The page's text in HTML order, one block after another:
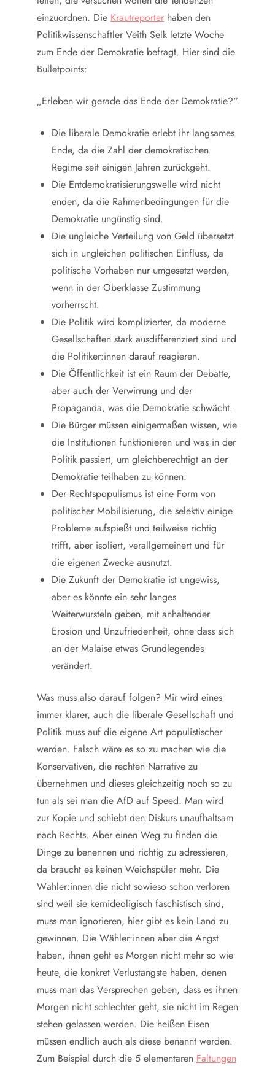
einzuordnen. Die Krautreporter haben den
Politikwissenschaftler Veith Selk letzte Woche
zum Ende der Demokratie befragt. Hier sind die
Bulletpoints:
„Erleben wir gerade das Ende der Demokratie?“
Die liberale Demokratie erlebt ihr langsames
Ende, da die Zahl der demokratischen
Regime seit einigen Jahren zurückgeht.
Die Entdemokratisierungswelle wird nicht
enden, da die Rahmenbedingungen für die
Demokratie ungünstig sind.
Die ungleiche Verteilung von Geld übersetzt
sich in ungleichen politischen Einfluss, da
politische Vorhaben nur umgesetzt werden,
wenn in der Oberklasse Zustimmung
vorherrscht.
Die Politik wird komplizierter, da moderne
Gesellschaften stark ausdifferenziert sind und
die Politiker:innen darauf reagieren.
Die Öffentlichkeit ist ein Raum der Debatte,
aber auch der Verwirrung und der
Propaganda, was die Demokratie schwächt.
Die Bürger müssen einigermaßen wissen, wie
die Institutionen funktionieren und was in der
Politik passiert, um gleichberechtigt an der
Demokratie teilhaben zu können.
Der Rechtspopulismus ist eine Form von
politischer Mobilisierung, die selektiv einige
Probleme aufspießt und teilweise richtig
trifft, aber isoliert, verallgemeinert und für
die eigenen Zwecke ausnutzt.
Die Zukunft der Demokratie ist ungewiss,
aber es könnte ein sehr langes
Weiterwursteln geben, mit anhaltender
Erosion und Unzufriedenheit, ohne dass sich
an der Malaise etwas Grundlegendes
verändert.
Was muss also darauf folgen? Mir wird eines
immer klarer, auch die liberale Gesellschaft und
Politik muss auf die eigene Art populistischer
werden. Falsch wäre es so zu machen wie die
Konservativen, die rechten Narrative zu
übernehmen und dieses gleichzeitig noch so zu
tun als sei man die AfD auf Speed. Man wird
zur Kopie und schiebt den Diskurs unaufhaltsam
nach Rechts. Aber einen Weg zu finden die
Dinge zu benennen und richtig zu adressieren,
da braucht es keinen Weichspüler mehr. Die
Wähler:innen die nicht sowieso schon verloren
sind weil sie kernideoligisch faschistisch sind,
muss man ignorieren, hier gibt es kein Land zu
gewinnen. Die Wähler:innen aber die Angst
haben, ihnen geht es Morgen nicht mehr so wie
heute, die konkret Verlustängste haben, denen
muss man das Versprechen geben, dass es ihnen
Morgen nicht schlechter geht, sie nicht im Regen
stehen gelassen werden. Die heißen Eisen
müssen endlich auch als diese benannt werden.
Zum Beispiel durch die 5 elementaren Faltungen